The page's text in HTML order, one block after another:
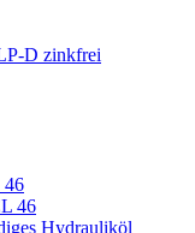
D zinkfrei
46
46
Hydrauliköl